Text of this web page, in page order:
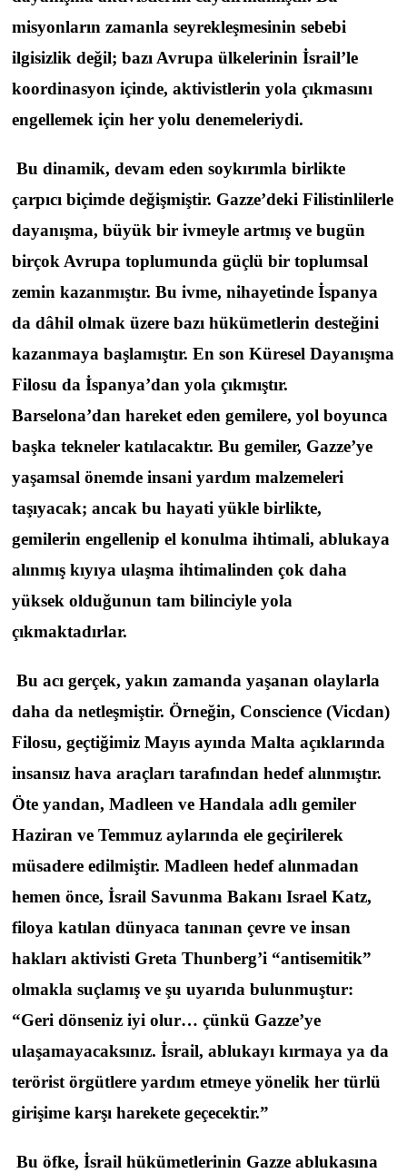
misyonların zamanla seyrekleşmesinin sebebi
ilgisizlik değil; bazı Avrupa ülkelerinin İsrail’le
koordinasyon içinde, aktivistlerin yola çıkmasını
engellemek için her yolu denemeleriydi.
Bu dinamik, devam eden soykırımla birlikte
çarpıcı biçimde değişmiştir. Gazze’deki Filistinlilerle
dayanışma, büyük bir ivmeyle artmış ve bugün
birçok Avrupa toplumunda güçlü bir toplumsal
zemin kazanmıştır. Bu ivme, nihayetinde İspanya
da dâhil olmak üzere bazı hükümetlerin desteğini
kazanmaya başlamıştır. En son Küresel Dayanışma
Filosu da İspanya’dan yola çıkmıştır.
Barselona’dan hareket eden gemilere, yol boyunca
başka tekneler katılacaktır. Bu gemiler, Gazze’ye
yaşamsal önemde insani yardım malzemeleri
taşıyacak; ancak bu hayati yükle birlikte,
gemilerin engellenip el konulma ihtimali, ablukaya
alınmış kıyıya ulaşma ihtimalinden çok daha
yüksek olduğunun tam bilinciyle yola
çıkmaktadırlar.
Bu acı gerçek, yakın zamanda yaşanan olaylarla
daha da netleşmiştir. Örneğin, Conscience (Vicdan)
Filosu, geçtiğimiz Mayıs ayında Malta açıklarında
insansız hava araçları tarafından hedef alınmıştır.
Öte yandan, Madleen ve Handala adlı gemiler
Haziran ve Temmuz aylarında ele geçirilerek
müsadere edilmiştir. Madleen hedef alınmadan
hemen önce, İsrail Savunma Bakanı Israel Katz,
filoya katılan dünyaca tanınan çevre ve insan
hakları aktivisti Greta Thunberg’i “antisemitik”
olmakla suçlamış ve şu uyarıda bulunmuştur:
“Geri dönseniz iyi olur… çünkü Gazze’ye
ulaşamayacaksınız. İsrail, ablukayı kırmaya ya da
terörist örgütlere yardım etmeye yönelik her türlü
girişime karşı harekete geçecektir.”
Bu öfke, İsrail hükümetlerinin Gazze ablukasına